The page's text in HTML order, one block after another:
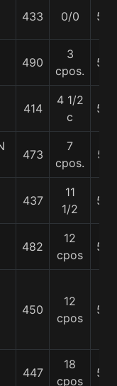
433 0/0 56
490
3
cpos.
53
414
4 1/2
c
52
473
7
cpos.
57
437
11
1/2
55
482
12
cpos
53
450
12
cpos
53
447
18
cpos
56